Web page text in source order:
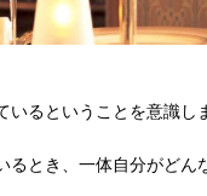
るということを意識し
るとき、一体自分がど